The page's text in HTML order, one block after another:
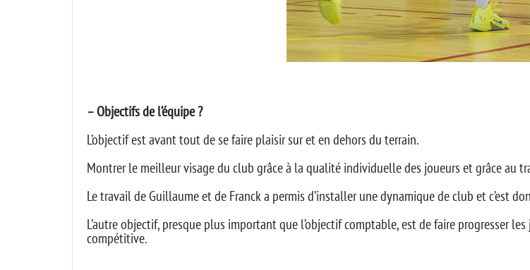
– Objectifs de l’équipe ?
L’objectif est avant tout de se faire plaisir sur et en dehors du terrain.
Montrer le meilleur visage du club grâce à la qualité individuelle des joueurs et grâce au
Le travail de Guillaume et de Franck a permis d’installer une dynamique de club et c’est
L’autre objectif, presque plus important que l’objectif comptable, est de faire progresser
compétitive.